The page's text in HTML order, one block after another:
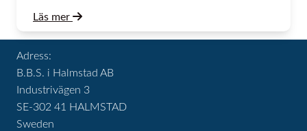
Läs mer
Adress:
B.B.S. i Halmstad AB
Industrivägen 3
SE-302 41 HALMSTAD
Sweden